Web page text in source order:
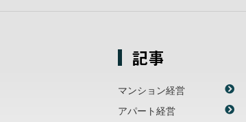
記事
マンション経営
アパート経営